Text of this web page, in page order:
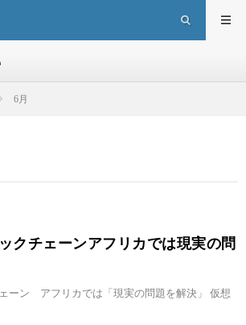
6月
クチェーンアフリカでは現実の問
ーン アフリカでは「現実の問題を解決」 仮想